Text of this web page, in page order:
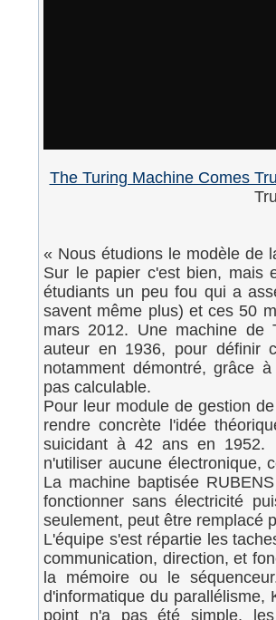
The Turing Machine Comes
« Nous étudions le modèle de
Sur le papier c'est bien, mais
étudiants un peu fou qui a
savent même plus) et ces 50
mars 2012. Une machine de
auteur en 1936, pour définir
notamment démontré, grâce
pas calculable.
Pour leur module de gestion
rendre concrète l'idée
suicidant à 42 ans en 1952.
n'utiliser aucune électronique,
La machine baptisée
fonctionner sans électricité
seulement, peut être remplacé
L'équipe s'est répartie les
communication, direction, et
la mémoire ou le
d'informatique du parallélisme,
point n'a pas été simple,